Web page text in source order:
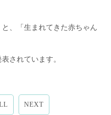
、「生まれてきた赤ちゃん
されています。
NEXT